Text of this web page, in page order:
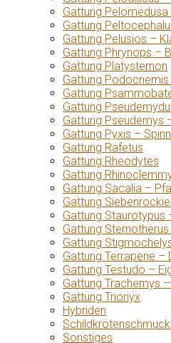
Gattung
Gattung
Gattung Pelusios –
Gattung Phrynops –
Gattung Platysternon
Gattung
Gattung
Gattung
Gattung Pseudemys
Gattung Pyxis –
Gattung Rafetus
Gattung Rheodytes
Gattung
Gattung Sacalia –
Gattung
Gattung Staurotypus
Gattung
Gattung
Gattung Terrapene –
Gattung Testudo –
Gattung Trachemys
Gattung Trionyx
Hybriden
Schildkrötenschmuck
Sonstiges